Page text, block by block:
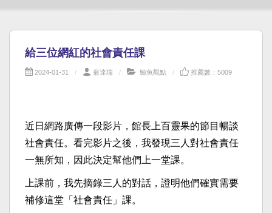
給三位網紅的社會責任課
2024-01-31 翁達瑞 鯨魚觀點 推薦數：5009
近日網路廣傳一段影片，館長上百靈果的節目暢談
社會責任。看完影片之後，我發現三人對社會責任
一無所知，因此決定幫他們上一堂課。
上課前，我先摘錄三人的對話，證明他們確實需要
補修這堂「社會責任」課。